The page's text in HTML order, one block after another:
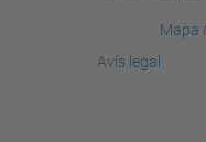
Mapa
Avís legal